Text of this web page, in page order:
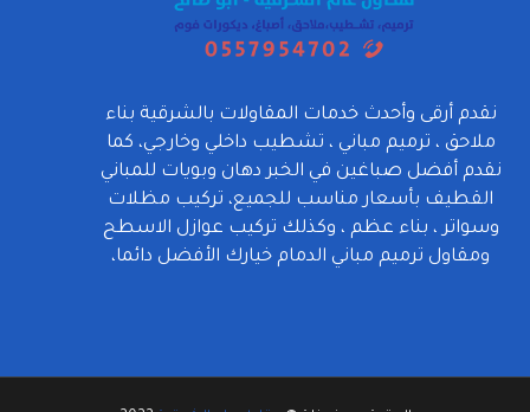
نقدم أرقى وأحدث خدمات المقاولات بالشرقية بناء
ملاحق ، ترميم مباني ، تشطيب داخلي وخارجي، كما
نقدم أفضل صباغين في الخبر دهان وبويات للمباني
القطيف بأسعار مناسب للجميع، تركيب مظلات
وسواتر ، بناء عظم ، وكذلك تركيب عوازل الاسطح
ومقاول ترميم مباني الدمام خيارك الأفضل دائما،